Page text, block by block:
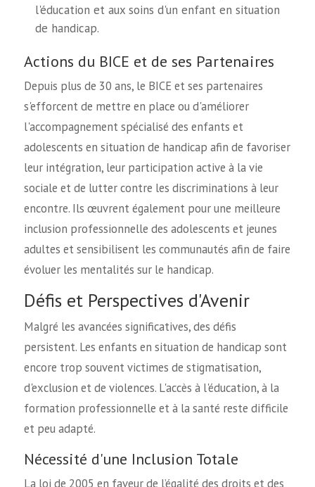
l'éducation et aux soins d'un enfant en situation
de handicap.
Actions du BICE et de ses Partenaires
Depuis plus de 30 ans, le BICE et ses partenaires
s'efforcent de mettre en place ou d'améliorer
l'accompagnement spécialisé des enfants et
adolescents en situation de handicap afin de favoriser
leur intégration, leur participation active à la vie
sociale et de lutter contre les discriminations à leur
encontre. Ils œuvrent également pour une meilleure
inclusion professionnelle des adolescents et jeunes
adultes et sensibilisent les communautés afin de faire
évoluer les mentalités sur le handicap.
Défis et Perspectives d'Avenir
Malgré les avancées significatives, des défis
persistent. Les enfants en situation de handicap sont
encore trop souvent victimes de stigmatisation,
d'exclusion et de violences. L'accès à l'éducation, à la
formation professionnelle et à la santé reste difficile
et peu adapté.
Nécessité d'une Inclusion Totale
La loi de 2005 en faveur de l’égalité des droits et des